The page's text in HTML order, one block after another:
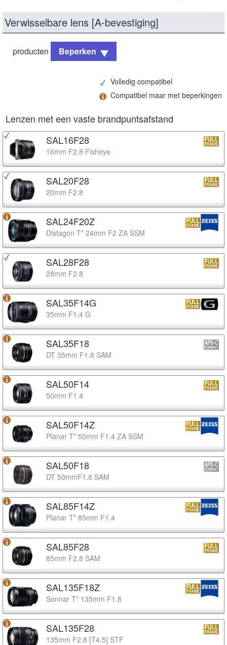
Verwisselbare lens [A-bevestiging]
producten Beperken
Volledig compatibel
Compatibel maar met beperkingen
Lenzen met een vaste brandpuntsafstand
SAL16F28
16mm F2.8 Fisheye
SAL20F28
20mm F2.8
SAL24F20Z
Distagon T* 24mm F2 ZA SSM
SAL28F28
28mm F2.8
SAL35F14G
35mm F1.4 G
SAL35F18
DT 35mm F1.8 SAM
SAL50F14
50mm F1.4
SAL50F14Z
Planar T* 50mm F1.4 ZA SSM
SAL50F18
DT 50mmF1.8 SAM
SAL85F14Z
Planar T* 85mm F1.4
SAL85F28
85mm F2.8 SAM
SAL135F18Z
Sonnar T* 135mm F1.8
SAL135F28
135mm F2.8 [T4.5] STF